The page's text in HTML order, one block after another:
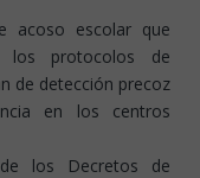
acoso escolar que
los protocolos de
de detección precoz
en los centros
los Decretos de